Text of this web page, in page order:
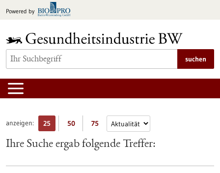
Inhalt
Powered by
suchen
anzeigen: 25 50 75
Ihre Suche ergab folgende Treffer: